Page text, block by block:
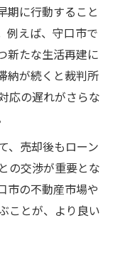
対策も紹介
とは
るための工夫
える影響と対策
シー保護方法
売却の流れ解説
生活再建の道
の流れ
却開始ステップ
渉方法解説
期に行動すること
例えば、守口市で
新たな生活再建に
納が続くと裁判所
応の遅れがさらな
、売却後もローン
の交渉が重要とな
市の不動産市場や
ことが、より良い